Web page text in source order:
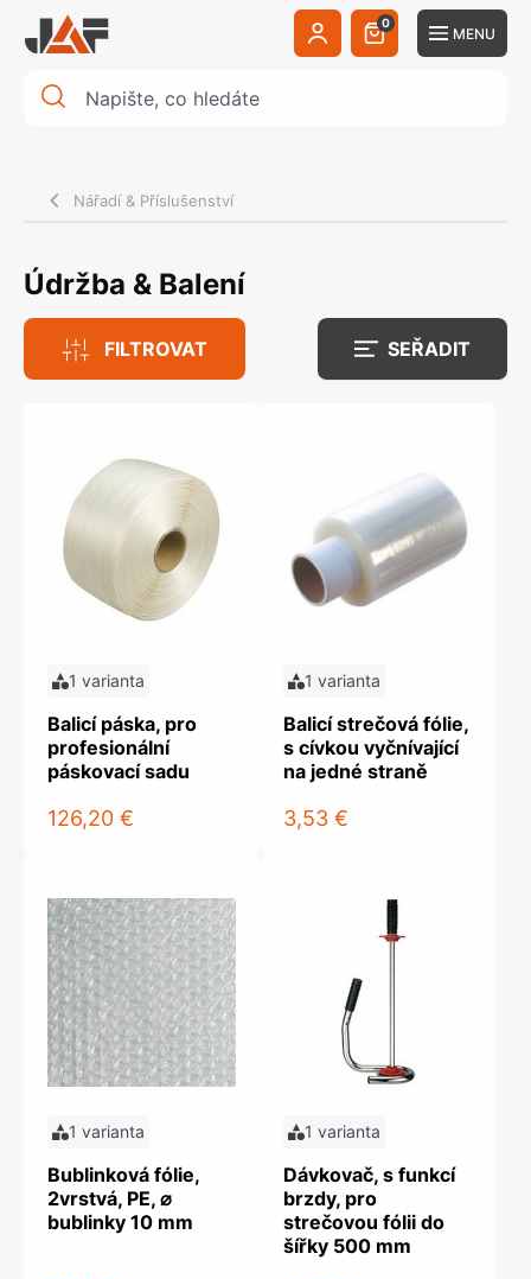
0
MENU
Nářadí & Příslušenství
Údržba & Balení
FILTROVAT SEŘADIT
1 varianta
Balicí páska, pro
profesionální
páskovací sadu
126,20 €
1 varianta
Balicí strečová fólie,
s cívkou vyčnívající
na jedné straně
3,53 €
1 varianta
Bublinková fólie,
2vrstvá, PE, ⌀
bublinky 10 mm
1 varianta
Dávkovač, s funkcí
brzdy, pro
strečovou fólii do
šířky 500 mm